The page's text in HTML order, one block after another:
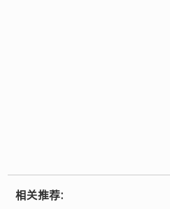
相关推荐: